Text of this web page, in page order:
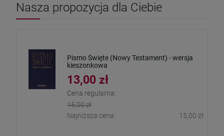
Nasza propozycja dla Ciebie
Pismo Święte (Nowy Testament) - wersja
kieszonkowa
13,00 zł
Cena regularna:
15,00 zł
Najniższa cena:
15,00 zł